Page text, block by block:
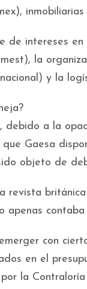
de intereses
la
y la
debido a la
que Gaesa
objeto de
revista británica
apenas
con
en el
la Contraloría